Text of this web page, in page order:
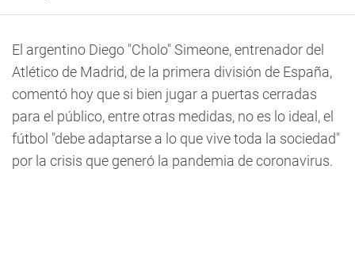
El argentino Diego "Cholo" Simeone, entrenador del
Atlético de Madrid, de la primera división de España,
comentó hoy que si bien jugar a puertas cerradas
para el público, entre otras medidas, no es lo ideal, el
fútbol "debe adaptarse a lo que vive toda la sociedad"
por la crisis que generó la pandemia de coronavirus.